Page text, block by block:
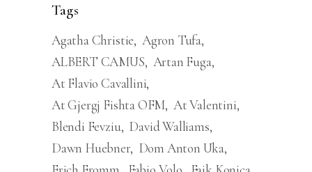
Tags
Agatha Christie Agron Tufa
ALBERT CAMUS Artan Fuga
At Flavio Cavallini
At Gjergj Fishta OFM At Valentini
Blendi Fevziu David Walliams
Dawn Huebner Dom Anton Uka